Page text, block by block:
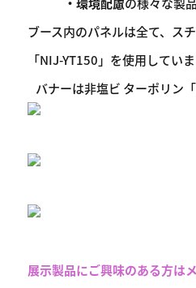
ブース内のパネルは全て、ス
「NIJ-YT150」を使用してい
バナーは非塩ビ ターポリン
展示製品にご興味のある方は